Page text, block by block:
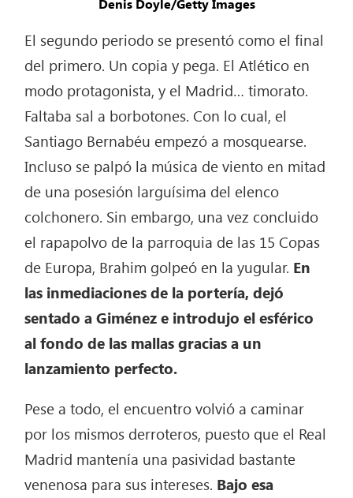
Denis Doyle/Getty Images
El segundo periodo se presentó como el final
del primero. Un copia y pega. El Atlético en
modo protagonista, y el Madrid… timorato.
Faltaba sal a borbotones. Con lo cual, el
Santiago Bernabéu empezó a mosquearse.
Incluso se palpó la música de viento en mitad
de una posesión larguísima del elenco
colchonero. Sin embargo, una vez concluido
el rapapolvo de la parroquia de las 15 Copas
de Europa, Brahim golpeó en la yugular. En
las inmediaciones de la portería, dejó
sentado a Giménez e introdujo el esférico
al fondo de las mallas gracias a un
lanzamiento perfecto.
Pese a todo, el encuentro volvió a caminar
por los mismos derroteros, puesto que el Real
Madrid mantenía una pasividad bastante
venenosa para sus intereses. Bajo esa